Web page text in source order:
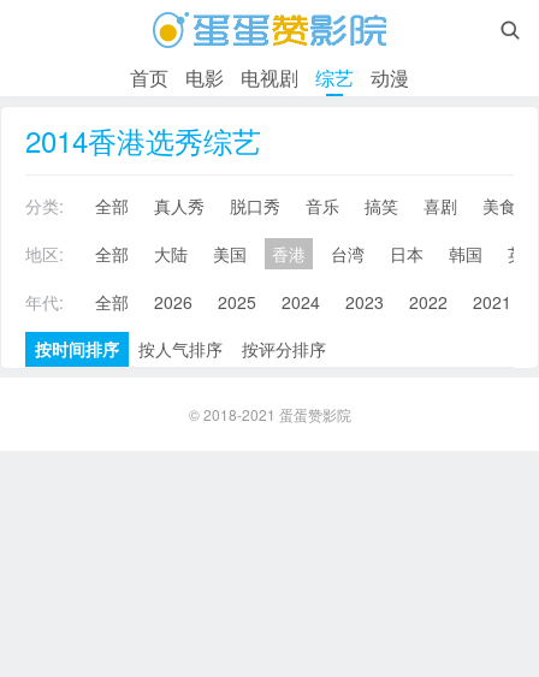

首页 电影 电视剧 综艺 动漫
2014香港选秀综艺
分类: 全部 真人秀 脱口秀 音乐 搞笑 喜剧
美食
地区:
全部 大陆 美国 香港 台湾 日本 韩国
英
年代:
全部 2026 2025 2024 2023 2022 2021
按时间排序
按人气排序 按评分排序
© 2018-2021 蛋蛋赞影院